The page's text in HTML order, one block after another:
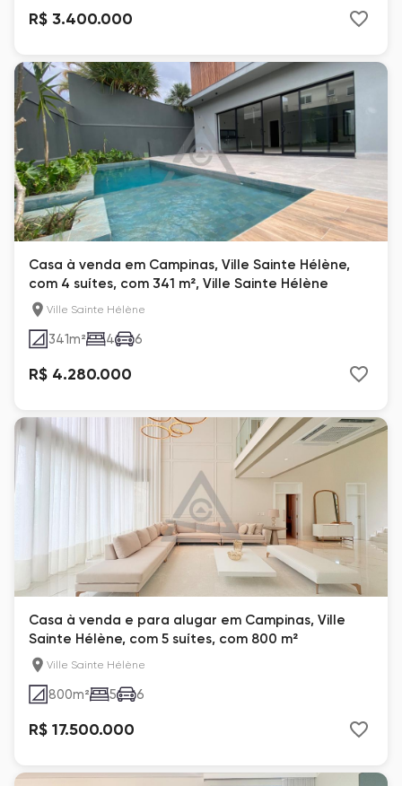
R$ 3.400.000
Casa à venda em Campinas, Ville Sainte Hélène,
com 4 suítes, com 341 m², Ville Sainte Hélène
Ville Sainte Hélène
341m² 4 6
R$ 4.280.000
Casa à venda e para alugar em Campinas, Ville
Sainte Hélène, com 5 suítes, com 800 m²
Ville Sainte Hélène
800m² 5 6
R$ 17.500.000